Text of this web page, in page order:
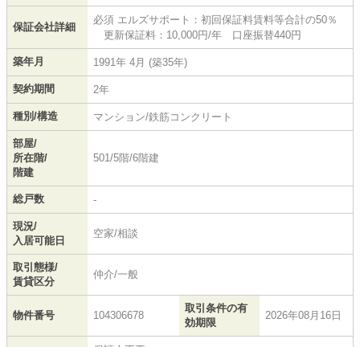
保証会社詳細
必須 エルズサポート：初回保証料賃料等合計の50％
更新保証料：10,000円/年 口座振替440円
築年月 1991年 4月 (築35年)
契約期間 2年
種別/構造 マンション/鉄筋コンクリート
部屋/
所在階/
階建
501/5階/6階建
総戸数 -
現況/
入居可能日
空家/相談
取引態様/
賃貸区分
仲介/一般
物件番号 104306678
取引条件の有
効期限
2026年08月16日